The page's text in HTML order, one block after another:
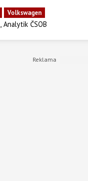
Volkswagen
Analytik ČSOB